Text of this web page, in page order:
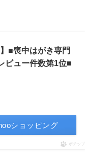
■喪中はがき専門
ビュー件数第1位■
ショッピング
ポチップ